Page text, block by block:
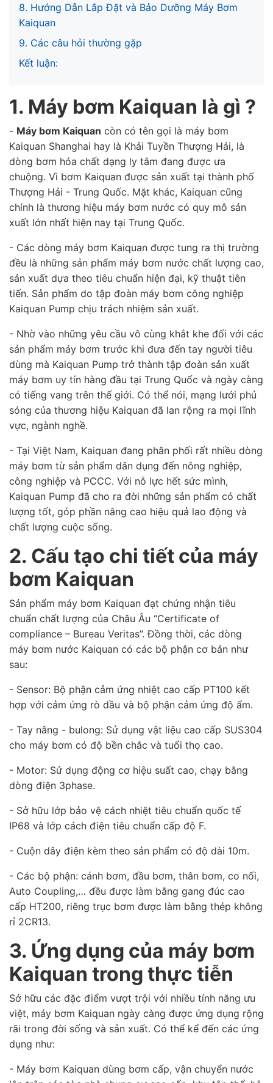
8. Hướng Dẫn Lắp Đặt và Bảo Dưỡng Máy Bơm
Kaiquan
9. Các câu hỏi thường gặp
Kết luận:
1. Máy bơm Kaiquan là gì ?
- Máy bơm Kaiquan còn có tên gọi là máy bơm
Kaiquan Shanghai hay là Khải Tuyền Thượng Hải, là
dòng bơm hóa chất dạng ly tâm đang được ưa
chuộng. Vì bơm Kaiquan được sản xuất tại thành phố
Thượng Hải - Trung Quốc. Mặt khác, Kaiquan cũng
chính là thương hiệu máy bơm nước có quy mô sản
xuất lớn nhất hiện nay tại Trung Quốc.
- Các dòng máy bơm Kaiquan được tung ra thị trường
đều là những sản phẩm máy bơm nước chất lượng cao,
sản xuất dựa theo tiêu chuẩn hiện đại, kỹ thuật tiên
tiến. Sản phẩm do tập đoàn máy bơm công nghiệp
Kaiquan Pump chịu trách nhiệm sản xuất.
- Nhờ vào những yêu cầu vô cùng khắt khe đối với các
sản phẩm máy bơm trước khi đưa đến tay người tiêu
dùng mà Kaiquan Pump trở thành tập đoàn sản xuất
máy bơm uy tín hàng đầu tại Trung Quốc và ngày càng
có tiếng vang trên thế giới. Có thể nói, mạng lưới phủ
sóng của thương hiệu Kaiquan đã lan rộng ra mọi lĩnh
vực, ngành nghề.
- Tại Việt Nam, Kaiquan đang phân phối rất nhiều dòng
máy bơm từ sản phẩm dân dụng đến nông nghiệp,
công nghiệp và PCCC. Với nỗ lực hết sức mình,
Kaiquan Pump đã cho ra đời những sản phẩm có chất
lượng tốt, góp phần nâng cao hiệu quả lao động và
chất lượng cuộc sống.
2. Cấu tạo chi tiết của máy
bơm Kaiquan
Sản phẩm máy bơm Kaiquan đạt chứng nhận tiêu
chuẩn chất lượng của Châu Âu “Certificate of
compliance – Bureau Veritas”. Đồng thời, các dòng
máy bơm nước Kaiquan có các bộ phận cơ bản như
sau:
- Sensor: Bộ phận cảm ứng nhiệt cao cấp PT100 kết
hợp với cảm ứng rò dầu và bộ phận cảm ứng độ ẩm.
- Tay nâng - bulong: Sử dụng vật liệu cao cấp SUS304
cho máy bơm có độ bền chắc và tuổi thọ cao.
- Motor: Sử dụng động cơ hiệu suất cao, chạy bằng
dòng điện 3phase.
- Sở hữu lớp bảo vệ cách nhiệt tiêu chuẩn quốc tế
IP68 và lớp cách điện tiêu chuẩn cấp độ F.
- Cuộn dây điện kèm theo sản phẩm có độ dài 10m.
- Các bộ phận: cánh bơm, đầu bơm, thân bơm, co nối,
Auto Coupling,… đều được làm bằng gang đúc cao
cấp HT200, riêng trục bơm được làm bằng thép không
rỉ 2CR13.
3. Ứng dụng của máy bơm
Kaiquan trong thực tiễn
Sở hữu các đặc điểm vượt trội với nhiều tính năng ưu
việt, máy bơm Kaiquan ngày càng được ứng dụng rộng
rãi trong đời sống và sản xuất. Có thể kể đến các ứng
dụng như:
- Máy bơm Kaiquan dùng bơm cấp, vận chuyển nước